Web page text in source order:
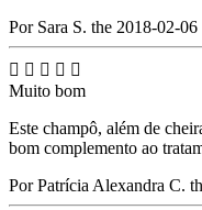
Por Sara S. the 2018-02-06
    
Muito bom
Este champô, além de
bom complemento ao
Por Patrícia Alexandra C.